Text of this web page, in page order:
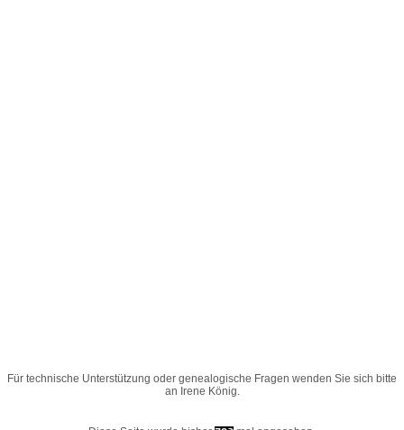
Für technische Unterstützung oder genealogische Fragen wenden Sie sich bitte
an Irene König.